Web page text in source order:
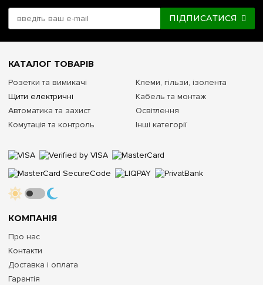
ПІДПИСАТИСЯ
КОМПАНІЯ
Про нас
Контакти
Доставка і оплата
Гарантія
КАТАЛОГ ТОВАРІВ
Розетки та вимикачі
Щити електричні
Автоматика та захист
Комутація та контроль
Клеми, гільзи, ізолента
Кабель та монтаж
Освітлення
Інші категорії